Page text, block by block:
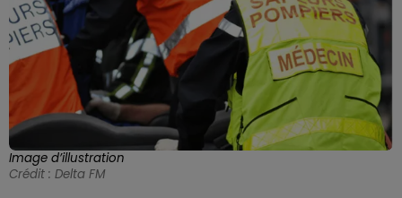
Image d’illustration
Crédit : Delta FM